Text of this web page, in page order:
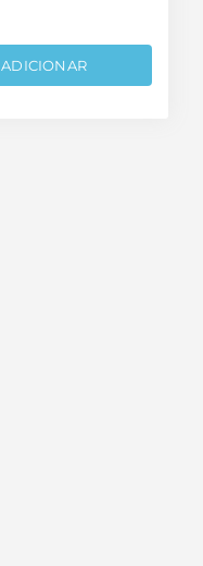
ADICIONAR